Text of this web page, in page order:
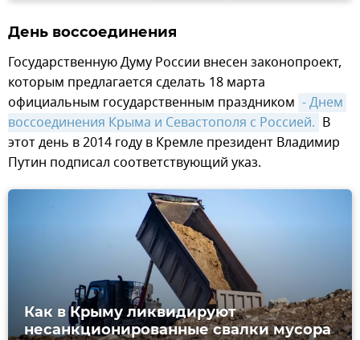
День воссоединения
Государственную Думу России внесен законопроект,
которым предлагается сделать 18 марта
официальным государственным праздником - Днем
воссоединения Крыма и Севастополя с Россией. В
этот день в 2014 году в Кремле президент Владимир
Путин подписал соответствующий указ.
Как в Крыму ликвидируют
несанкционированные свалки мусора